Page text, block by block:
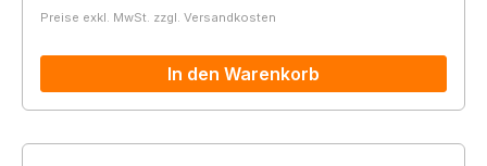
Preise exkl. MwSt. zzgl. Versandkosten
In den Warenkorb